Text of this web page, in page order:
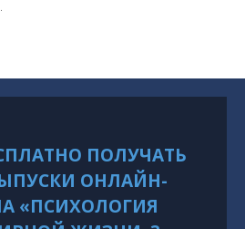
ПОЛУЧАТЬ
ОНЛАЙН-
«ПСИХОЛОГИЯ